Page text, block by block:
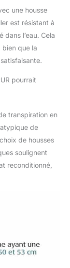
une housse
est résistant à
dans l’eau. Cela
bien que la
pourrait
transpiration en
de
de housses
soulignent
reconditionné,